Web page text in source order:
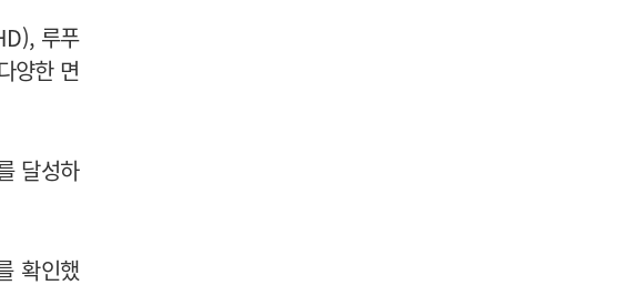
루푸
양한 면
달성하
확인했